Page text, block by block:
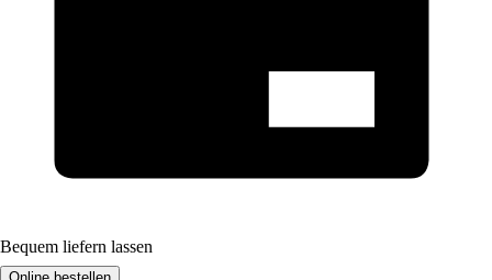
Bequem liefern lassen